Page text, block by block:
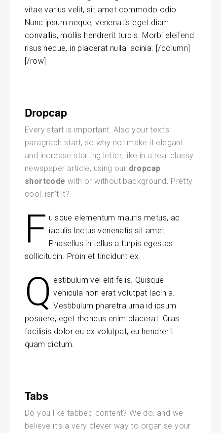
vitae varius velit, sit amet commodo odio.
Nunc ipsum neque, venenatis eget diam
convallis, mollis hendrerit turpis. Morbi eleifend
risus neque, in placerat nulla lacinia. [/column]
[/row]
Dropcap
Every start is important. Also your text’s
paragraph start, so why not make it elegant
and increase starting letter, like in a real classy
newspaper article, using our dropcap
shortcodewith or without background. Pretty
cool, isn’t it?
F uisque elementum mauris metus, ac
iaculis lectus venenatis sit amet.
Phasellus in tellus a turpis egestas
sollicitudin. Proin et tincidunt ex.
Q estibulum vel elit felis. Quisque
vehicula non erat volutpat lacinia.
Vestibulum pharetra urna id ipsum
posuere, eget rhoncus enim placerat. Cras
facilisis dolor eu ex volutpat, eu hendrerit
quam dictum.
Tabs
Do you like tabbed content? We do, and we
believe it’s a very clever way to organise your